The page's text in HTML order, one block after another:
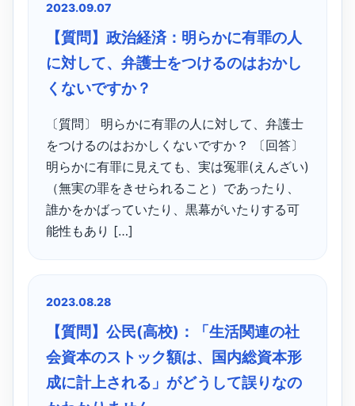
2023.09.07
【質問】政治経済：明らかに有罪の人
に対して、弁護士をつけるのはおかし
くないですか？
〔質問〕 明らかに有罪の人に対して、弁護士
をつけるのはおかしくないですか？ 〔回答〕
明らかに有罪に見えても、実は冤罪(えんざい)
（無実の罪をきせられること）であったり、
誰かをかばっていたり、黒幕がいたりする可
能性もあり […]
2023.08.28
【質問】公民(高校)：「生活関連の社
会資本のストック額は、国内総資本形
成に計上される」がどうして誤りなの